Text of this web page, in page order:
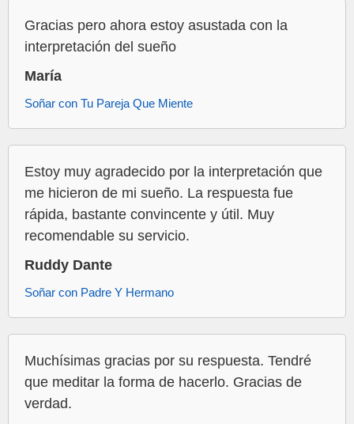
Gracias pero ahora estoy asustada con la
interpretación del sueño
María
Soñar con Tu Pareja Que Miente
Estoy muy agradecido por la interpretación que
me hicieron de mi sueño. La respuesta fue
rápida, bastante convincente y útil. Muy
recomendable su servicio.
Ruddy Dante
Soñar con Padre Y Hermano
Muchísimas gracias por su respuesta. Tendré
que meditar la forma de hacerlo. Gracias de
verdad.